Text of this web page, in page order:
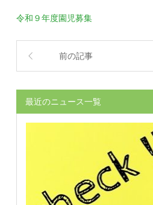
令和９年度園児募集
前の記事
最近のニュース一覧